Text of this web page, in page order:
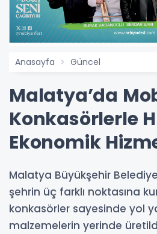
Anasayfa Güncel
Malatya’da
Konkasörlerle
Ekonomik
Malatya Büyükşehir
şehrin üç farklı noktasına
konkasörler sayesinde yol
malzemelerin yerinde